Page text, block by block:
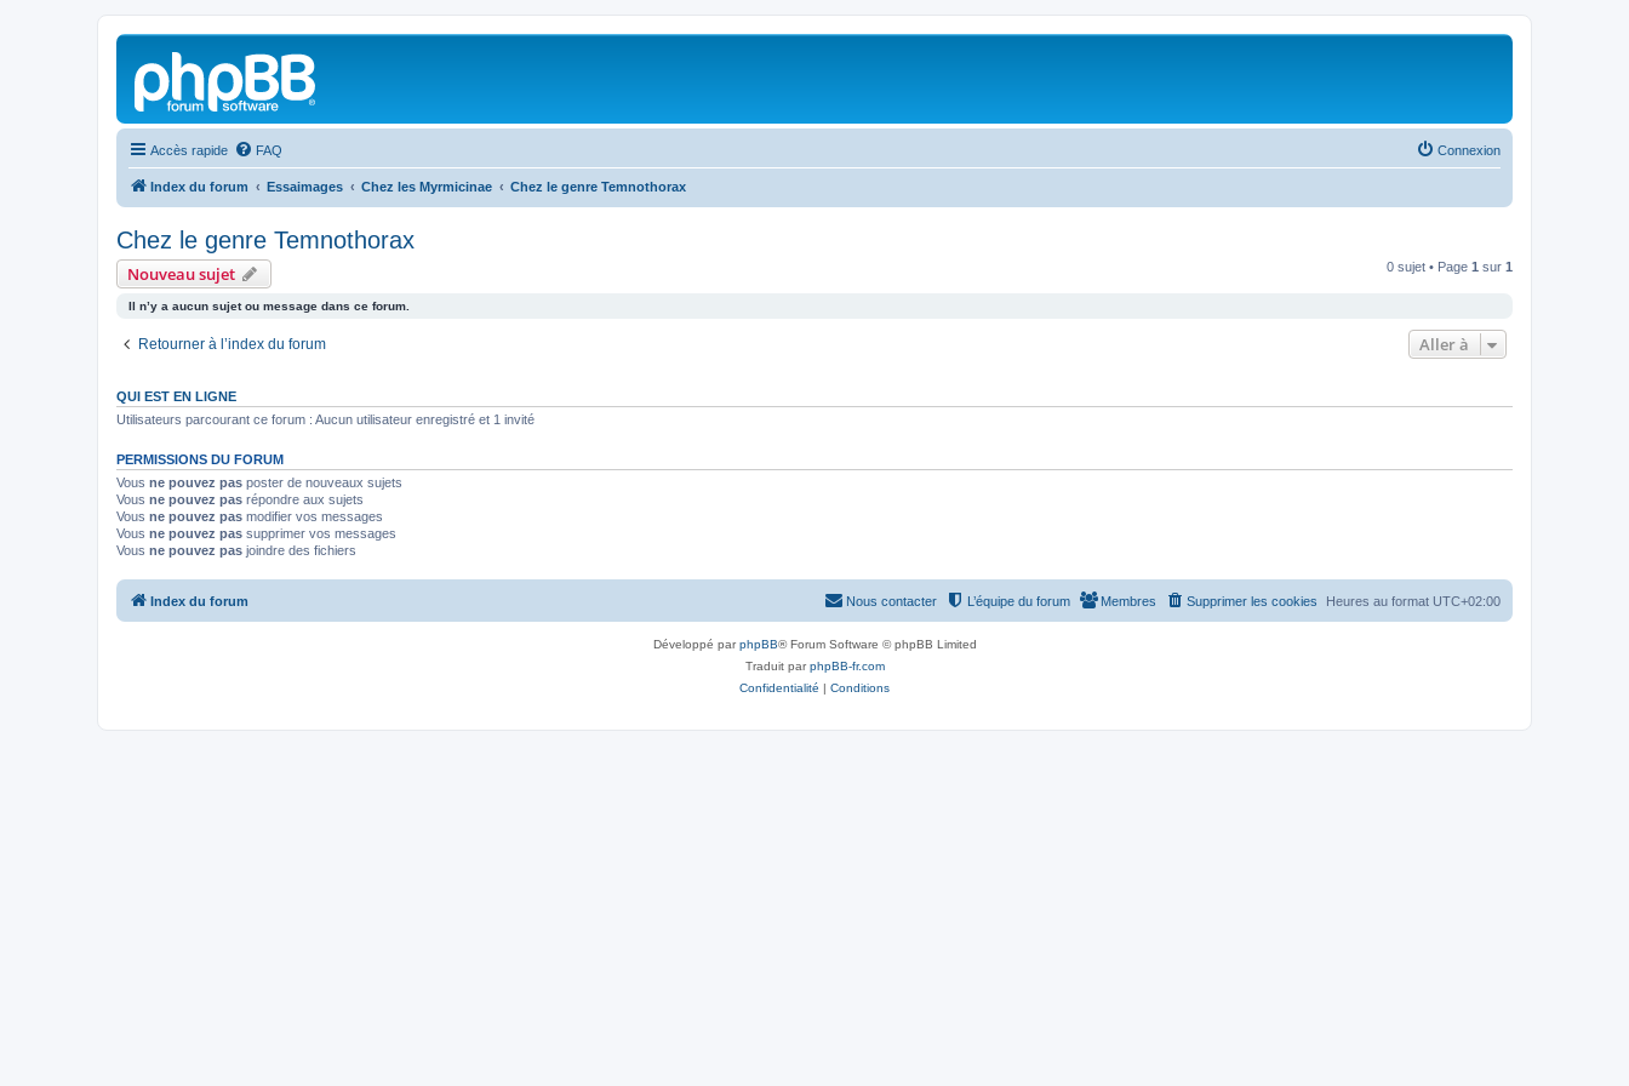
Accès rapide FAQ Connexion
Index du forum Essaimages Chez les Myrmicinae Chez le genre Temnothorax
Chez le genre Temnothorax
Nouveau sujet 0 sujet • Page 1 sur 1
Il n’y a aucun sujet ou message dans ce forum.
Retourner à l’index du forum Aller à
QUI EST EN LIGNE
Utilisateurs parcourant ce forum : Aucun utilisateur enregistré et 1 invité
PERMISSIONS DU FORUM
Vous ne pouvez pas poster de nouveaux sujets
Vous ne pouvez pas répondre aux sujets
Vous ne pouvez pas modifier vos messages
Vous ne pouvez pas supprimer vos messages
Vous ne pouvez pas joindre des fichiers
Index du forum Heures au format UTC+02:00
Supprimer les cookies
Membres
L’équipe du forum
Nous contacter
Développé parphpBB® Forum Software © phpBB Limited
Traduit parphpBB-fr.com
Confidentialité | Conditions